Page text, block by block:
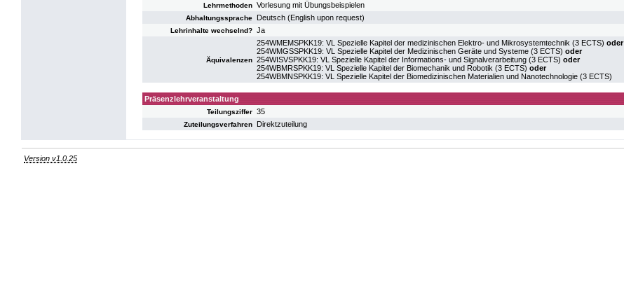
Lehrmethoden Vorlesung mit Übungsbeispielen
Abhaltungssprache Deutsch (English upon request)
Lehrinhalte wechselnd? Ja
Äquivalenzen
254WMEMSPKK19: VL Spezielle Kapitel der medizinischen Elektro- und Mikrosystemtechnik (3 ECTS) oder
254WMGSSPKK19: VL Spezielle Kapitel der Medizinischen Geräte und Systeme (3 ECTS) oder
254WISVSPKK19: VL Spezielle Kapitel der Informations- und Signalverarbeitung (3 ECTS) oder
254WBMRSPKK19: VL Spezielle Kapitel der Biomechanik und Robotik (3 ECTS) oder
254WBMNSPKK19: VL Spezielle Kapitel der Biomedizinischen Materialien und Nanotechnologie (3 ECTS)
Präsenzlehrveranstaltung
Teilungsziffer 35
Zuteilungsverfahren Direktzuteilung
Version v1.0.25